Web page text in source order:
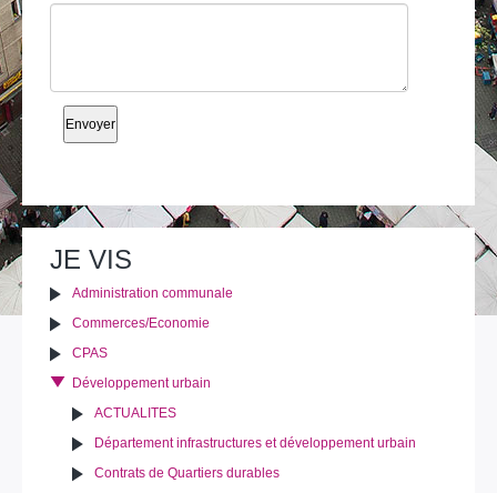
JE VIS
Administration communale
Commerces/Economie
CPAS
Développement urbain
ACTUALITES
Département infrastructures et développement urbain
Contrats de Quartiers durables